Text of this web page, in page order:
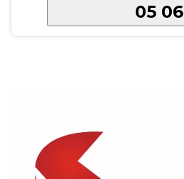
05 06